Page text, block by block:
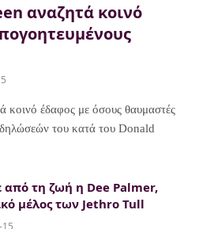
αναζητά κοινό
έδαφος με όσους θαυμαστές
του κατά του Donald
τη ζωή η Dee Palmer,
μέλος των Jethro Tull